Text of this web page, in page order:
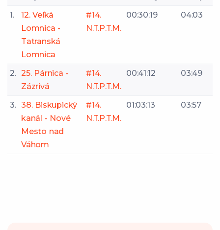
1.
12. Veľká
Lomnica -
Tatranská
Lomnica
#14.
N.T.P.T.M.
00:30:19 04:03
2. 25. Párnica -
Zázrivá
#14.
N.T.P.T.M.
00:41:12 03:49
3. 38. Biskupický
kanál - Nové
Mesto nad
Váhom
#14.
N.T.P.T.M.
01:03:13 03:57